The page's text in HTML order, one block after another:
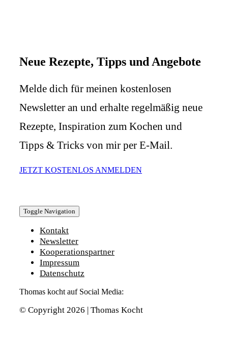
Neue Rezepte, Tipps und Angebote
Melde dich für meinen kostenlosen
Newsletter an und erhalte regelmäßig neue
Rezepte, Inspiration zum Kochen und
Tipps & Tricks von mir per E-Mail.
JETZT KOSTENLOS ANMELDEN
Toggle Navigation
Kontakt
Newsletter
Kooperationspartner
Impressum
Datenschutz
Thomas kocht auf Social Media:
© Copyright 2026 | Thomas Kocht